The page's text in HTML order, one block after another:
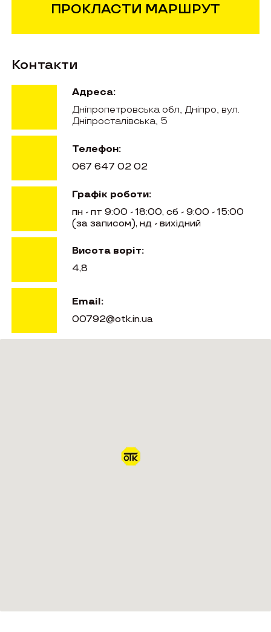
ПРОКЛАСТИ МАРШРУТ
Контакти
Адреса:
Дніпропетровська обл, Дніпро, вул.
Дніпросталівська, 5
Телефон:
067 647 02 02
Графік роботи:
пн - пт 9:00 - 18:00, сб - 9:00 - 15:00
(за записом), нд - вихідний
Висота воріт:
4,8
Email:
00792@otk.in.ua